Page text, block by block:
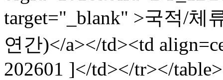
target="_blank" >국적/체
연간)</a></td><td
202601 ]</td></tr></